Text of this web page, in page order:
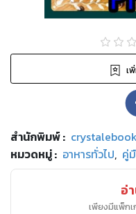
เ
สำนักพิมพ์:
หมวดหมู่: อาหารทั่วไป, คู่
อ่
เพียงมีแพ็กเ